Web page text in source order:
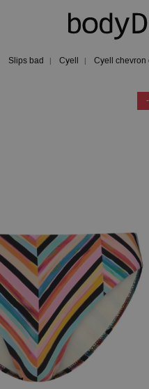
Slips bad Cyell Cyell